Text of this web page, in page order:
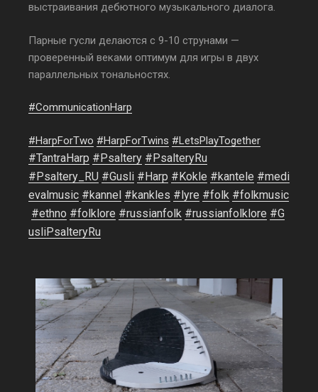
выстраивания дебютного музыкального диалога.
Парные гусли делаются с 9-10 струнами —
проверенный веками оптимум для игры в двух
параллельных тональностях.
#CommunicationHarp
#HarpForTwo #HarpForTwins #LetsPlayTogether
#TantraHarp #Psaltery #PsalteryRu
#Psaltery_RU #Gusli #Harp #Kokle #kantele #medi
evalmusic #kannel #kankles #lyre #folk #folkmusic
#ethno #folklore #russianfolk #russianfolklore #G
usliPsalteryRu